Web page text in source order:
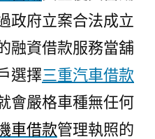
政府立案合法成立
融資借款服務當舖
選擇三重汽車借款
會嚴格車種無任何
車借款管理執照的